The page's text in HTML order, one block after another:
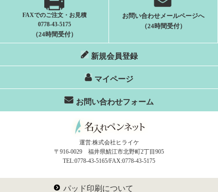
FAXでのご注文・お見積
0778-43-5175
（24時間受付）
お問い合わせメールページへ
（24時間受付）
新規会員登録
マイページ
お問い合わせフォーム
運営:株式会社ヒライケ
〒916-0029 福井県鯖江市北野町2丁目905
TEL:0778-43-5165/FAX:0778-43-5175
パッド印刷について